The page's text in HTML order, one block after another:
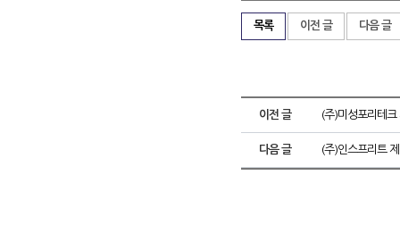
목록 이전 글 다음 글
이전 글 (주)미성포리테
다음 글 (주)인스프리트